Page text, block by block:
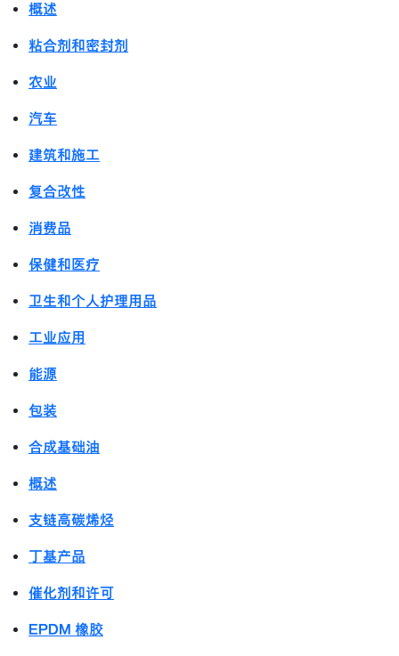
概述
粘合剂和密封剂
农业
汽车
建筑和施工
复合改性
消费品
保健和医疗
卫生和个人护理用品
工业应用
能源
包装
合成基础油
概述
支链高碳烯烃
丁基产品
催化剂和许可
EPDM 橡胶